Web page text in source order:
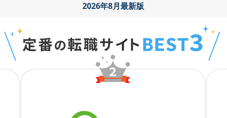
2026年8月最新版